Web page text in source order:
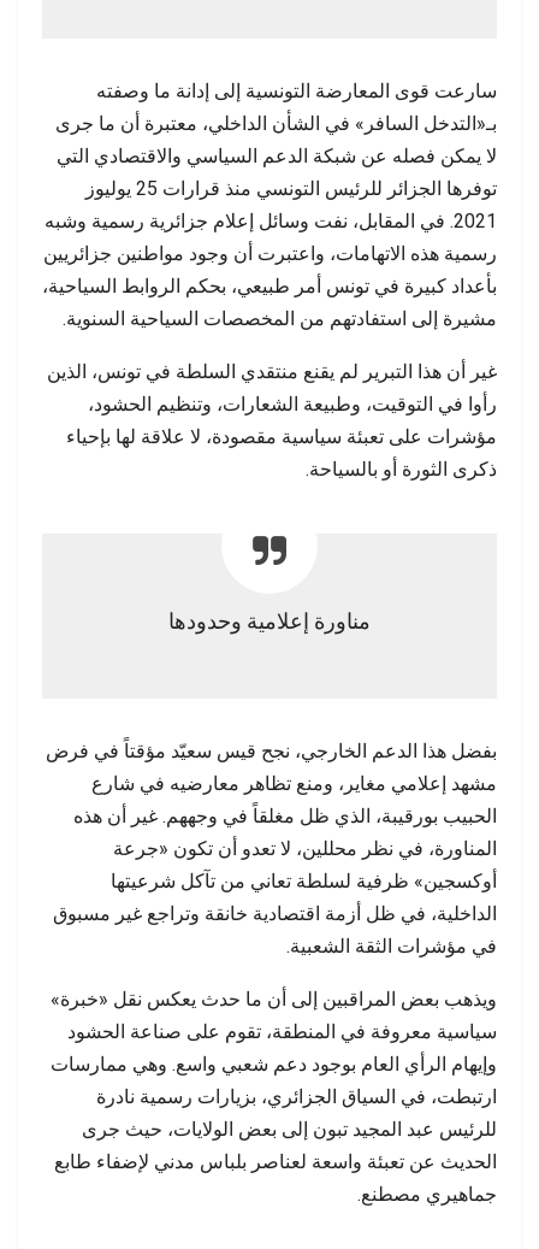
سارعت قوى المعارضة التونسية إلى إدانة ما وصفته
بـ«التدخل السافر» في الشأن الداخلي، معتبرة أن ما جرى
لا يمكن فصله عن شبكة الدعم السياسي والاقتصادي التي
توفرها الجزائر للرئيس التونسي منذ قرارات 25 يوليوز
2021. في المقابل، نفت وسائل إعلام جزائرية رسمية وشبه
رسمية هذه الاتهامات، واعتبرت أن وجود مواطنين جزائريين
بأعداد كبيرة في تونس أمر طبيعي، بحكم الروابط السياحية،
مشيرة إلى استفادتهم من المخصصات السياحية السنوية.
غير أن هذا التبرير لم يقنع منتقدي السلطة في تونس، الذين
رأوا في التوقيت، وطبيعة الشعارات، وتنظيم الحشود،
مؤشرات على تعبئة سياسية مقصودة، لا علاقة لها بإحياء
ذكرى الثورة أو بالسياحة.
مناورة إعلامية وحدودها
بفضل هذا الدعم الخارجي، نجح قيس سعيّد مؤقتاً في فرض
مشهد إعلامي مغاير، ومنع تظاهر معارضيه في شارع
الحبيب بورقيبة، الذي ظل مغلقاً في وجههم. غير أن هذه
المناورة، في نظر محللين، لا تعدو أن تكون «جرعة
أوكسجين» ظرفية لسلطة تعاني من تآكل شرعيتها
الداخلية، في ظل أزمة اقتصادية خانقة وتراجع غير مسبوق
في مؤشرات الثقة الشعبية.
ويذهب بعض المراقبين إلى أن ما حدث يعكس نقل «خبرة»
سياسية معروفة في المنطقة، تقوم على صناعة الحشود
وإيهام الرأي العام بوجود دعم شعبي واسع. وهي ممارسات
ارتبطت، في السياق الجزائري، بزيارات رسمية نادرة
للرئيس عبد المجيد تبون إلى بعض الولايات، حيث جرى
الحديث عن تعبئة واسعة لعناصر بلباس مدني لإضفاء طابع
جماهيري مصطنع.